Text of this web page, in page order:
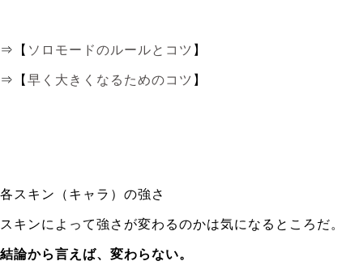
⇒【 ソロモードのルールとコツ 】
⇒【 早く大きくなるためのコツ 】
各スキン（キャラ）の強さ
スキンによって強さが変わるのかは気になるところだ。
結論から言えば、変わらない。